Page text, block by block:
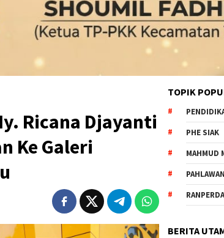
Ricana Djayanti
Ke Galeri
TOPIK
PHE SIAK
MAHMUD
PAHLAWAN
BERITA